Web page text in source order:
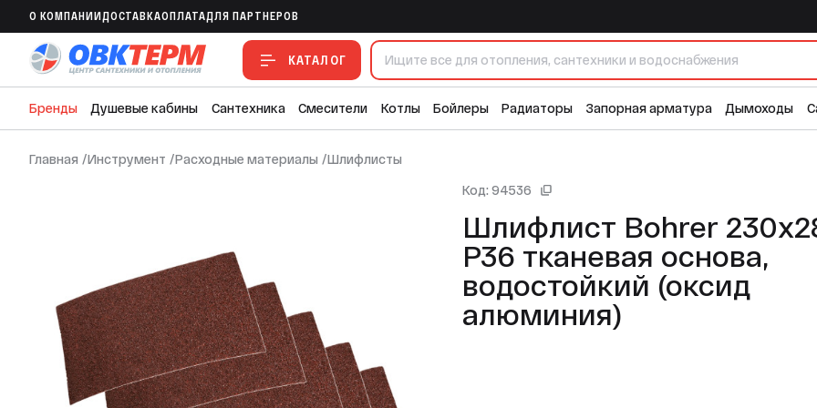
O КОМПАНИИ ДОСТАВКАОПЛАТАДЛЯ ПАРТНЕРОВ
КАТАЛОГ
Бренды Душевые кабины Сантехника Смесители Котлы Бойлеры Радиаторы Запорная арматура Дымоходы
Главная /Инструмент /Расходные материалы /Шлифлисты
Код: 94536
Шлифлист Bohrer
P36 тканевая основа,
водостойкий (оксид
алюминия)
Шлифлист Bohrer 230x280 P36 тканевая основа, водостойкий (оксид алюминия)